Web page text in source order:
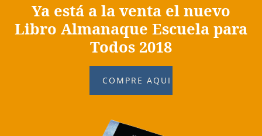
Ya está a la venta el nuevo
Libro Almanaque Escuela para
Todos 2018
COMPRE AQUI